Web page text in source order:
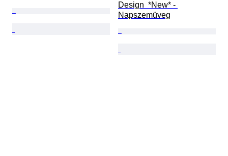
Design  *New* -
Napszemüveg